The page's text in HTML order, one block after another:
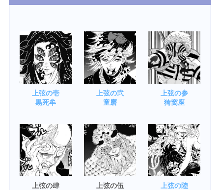
上弦の壱
黒死牟
上弦の弐
童磨
上弦の参
猗窩座
上弦の肆
上弦の伍
上弦の陸